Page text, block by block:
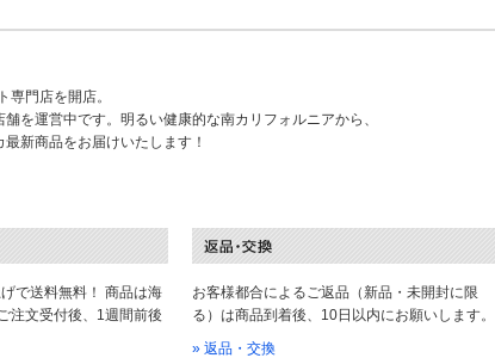
門店を開店。
を運営中です。明るい健康的な南カリフォルニアから、
新商品をお届けいたします！
で送料無料！ 商品は海
注文受付後、1週間前後
お客様都合によるご返品（新品・未開封に限
る）は商品到着後、10日以内にお願いします。
» 返品・交換